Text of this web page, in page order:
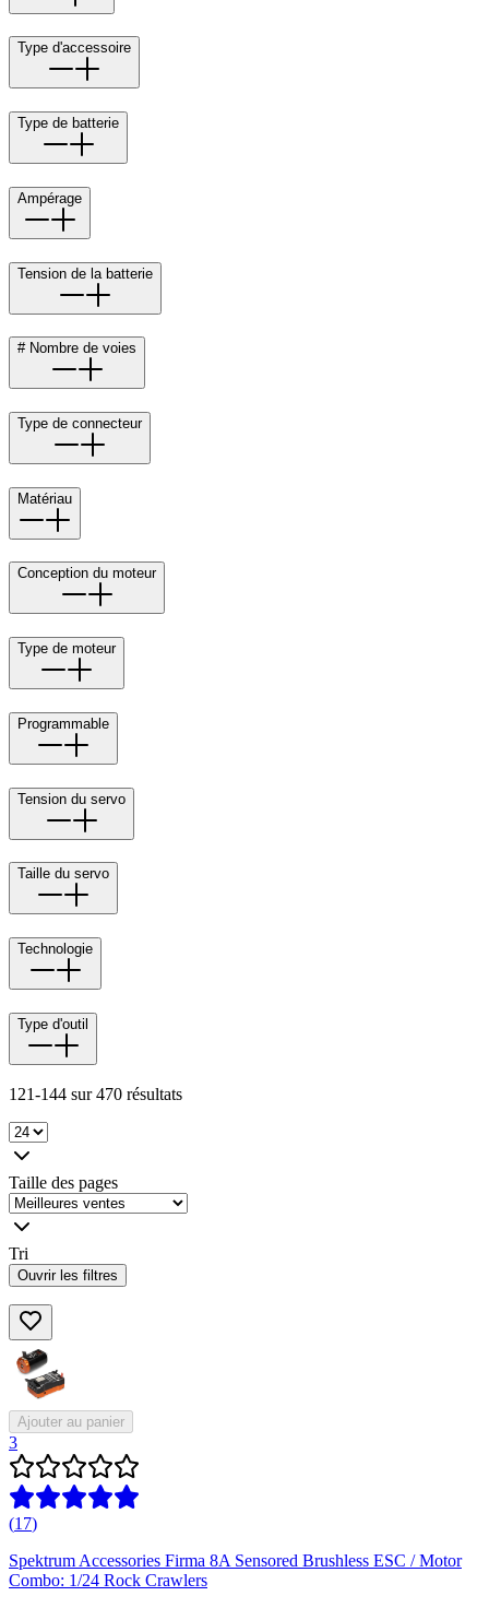
Type d'accessoire
Type de batterie
Ampérage
Tension de la batterie
# Nombre de voies
Type de connecteur
Matériau
Conception du moteur
Type de moteur
Programmable
Tension du servo
Taille du servo
Technologie
Type d'outil
121-144 sur 470 résultats
Taille des pages
Tri
Ouvrir les filtres
Ajouter au panier
3
(17)
Spektrum Accessories Firma 8A Sensored Brushless ESC / Motor
Combo: 1/24 Rock Crawlers